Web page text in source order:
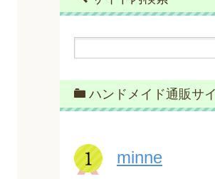
ハンドメイド通販サ
minne